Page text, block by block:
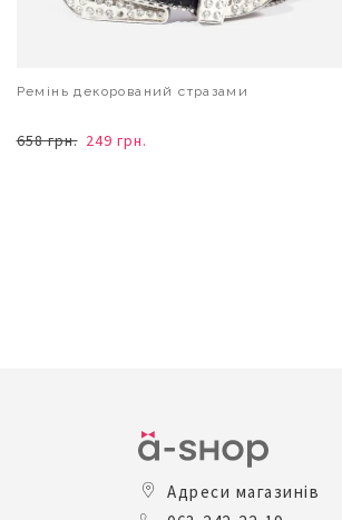
Ремінь декорований стразами
658 грн. 249 грн.
Адреси магазинів